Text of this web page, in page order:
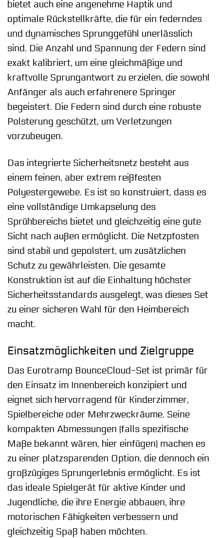
bietet auch eine angenehme Haptik und
optimale Rückstellkräfte, die für ein federndes
und dynamisches Sprunggefühl unerlässlich
sind. Die Anzahl und Spannung der Federn sind
exakt kalibriert, um eine gleichmäßige und
kraftvolle Sprungantwort zu erzielen, die sowohl
Anfänger als auch erfahrenere Springer
begeistert. Die Federn sind durch eine robuste
Polsterung geschützt, um Verletzungen
vorzubeugen.
Das integrierte Sicherheitsnetz besteht aus
einem feinen, aber extrem reißfesten
Polyestergewebe. Es ist so konstruiert, dass es
eine vollständige Umkapselung des
Sprühbereichs bietet und gleichzeitig eine gute
Sicht nach außen ermöglicht. Die Netzpfosten
sind stabil und gepolstert, um zusätzlichen
Schutz zu gewährleisten. Die gesamte
Konstruktion ist auf die Einhaltung höchster
Sicherheitsstandards ausgelegt, was dieses Set
zu einer sicheren Wahl für den Heimbereich
macht.
Einsatzmöglichkeiten und Zielgruppe
Das Eurotramp BounceCloud-Set ist primär für
den Einsatz im Innenbereich konzipiert und
eignet sich hervorragend für Kinderzimmer,
Spielbereiche oder Mehrzweckräume. Seine
kompakten Abmessungen (falls spezifische
Maße bekannt wären, hier einfügen) machen es
zu einer platzsparenden Option, die dennoch ein
großzügiges Sprungerlebnis ermöglicht. Es ist
das ideale Spielgerät für aktive Kinder und
Jugendliche, die ihre Energie abbauen, ihre
motorischen Fähigkeiten verbessern und
gleichzeitig Spaß haben möchten.